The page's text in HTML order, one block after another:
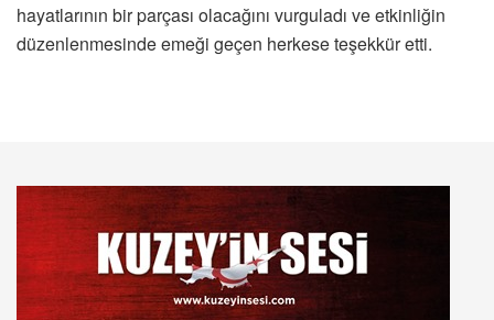
hayatlarının bir parçası olacağını vurguladı ve etkinliğin
düzenlenmesinde emeği geçen herkese teşekkür etti.